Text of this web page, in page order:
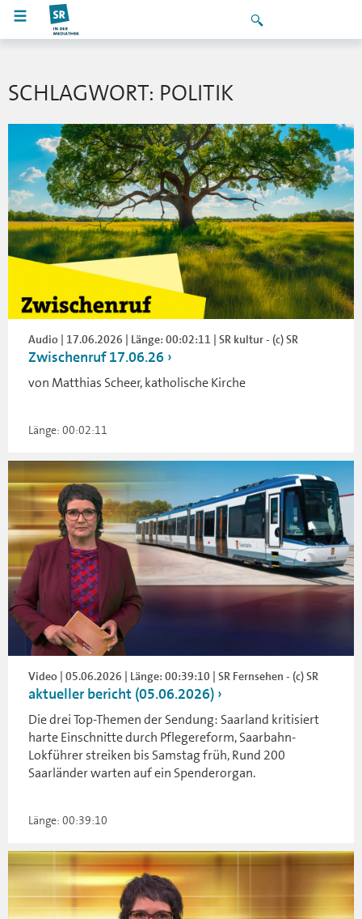
SCHLAGWORT: POLITIK
Audio | 17.06.2026 | Länge: 00:02:11 | SR kultur - (c) SR
Zwischenruf 17.06.26
von Matthias Scheer, katholische Kirche
Länge: 00:02:11
Video | 05.06.2026 | Länge: 00:39:10 | SR Fernsehen - (c) SR
aktueller bericht (05.06.2026)
Die drei Top-Themen der Sendung: Saarland kritisiert
harte Einschnitte durch Pflegereform, Saarbahn-
Lokführer streiken bis Samstag früh, Rund 200
Saarländer warten auf ein Spenderorgan.
Länge: 00:39:10